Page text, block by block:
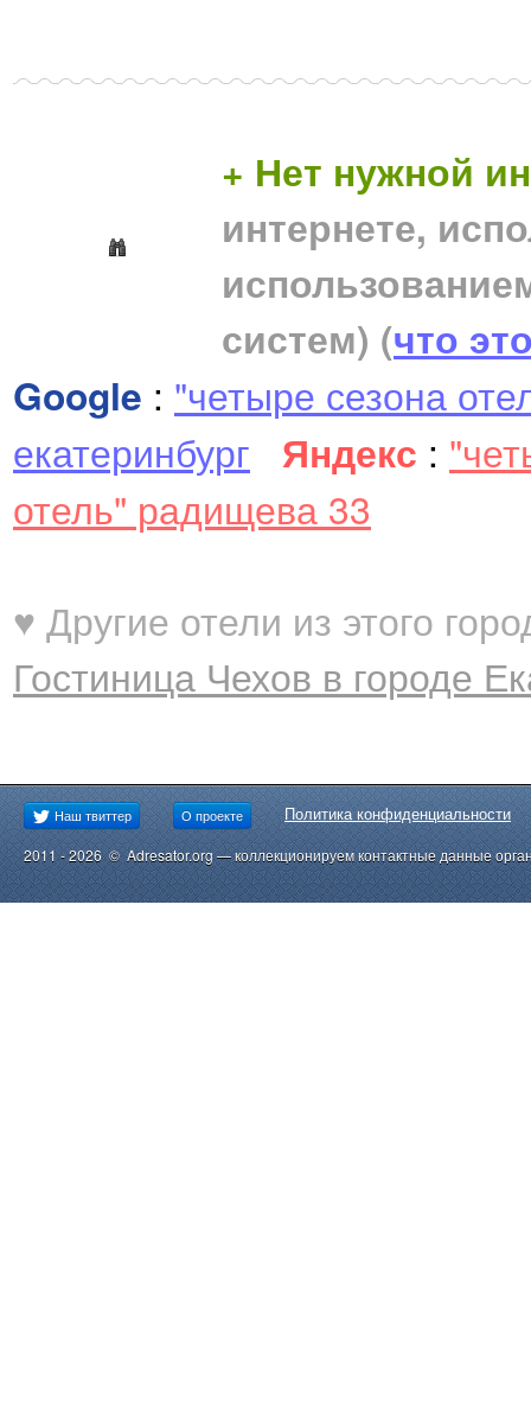
+ Нет нужной
интернете,
систем) (что
Google : "четыре сезона
екатеринбург
Яндекс :
отель" радищева 33
♥ Другие отели из этого
Гостиница Чехов в городе
Наш твиттер О проекте Политика конфиденциальности
2011 - 2026 © Adresator.org — коллекционируем контактные данные